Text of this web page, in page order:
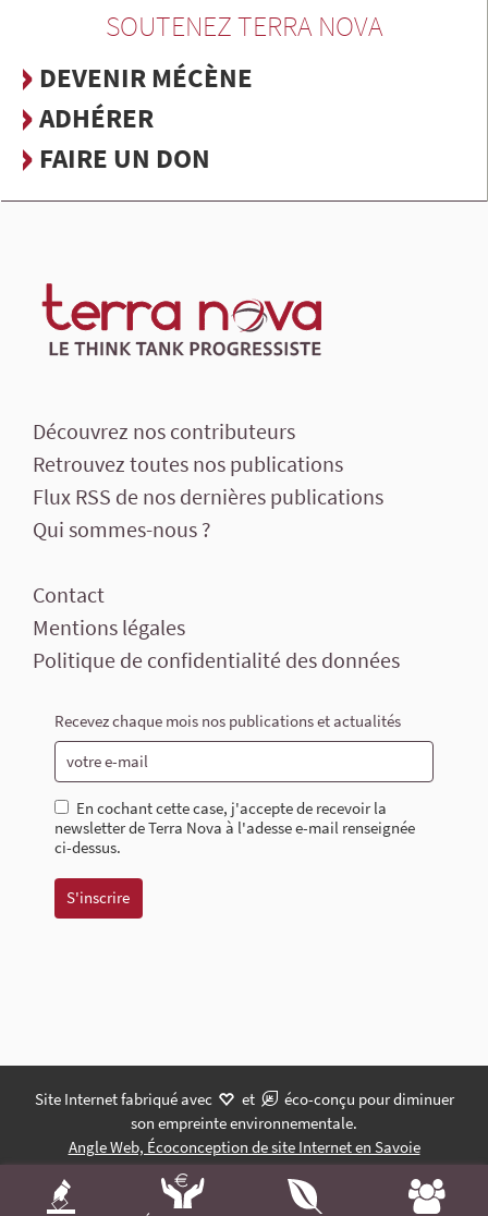
SOUTENEZ TERRA NOVA
DEVENIR MÉCÈNE
ADHÉRER
FAIRE UN DON
Découvrez nos contributeurs
Retrouvez toutes nos publications
Flux RSS de nos dernières publications
Qui sommes-nous ?
Contact
Mentions légales
Politique de confidentialité des données
Recevez chaque mois nos publications et actualités
En cochant cette case, j'accepte de recevoir la
newsletter de Terra Nova à l'adesse e-mail renseignée
ci-dessus.
Site Internet fabriqué avec et
éco-conçu pour diminuer
son empreinte environnementale.
Angle Web, Écoconception de site Internet en Savoie